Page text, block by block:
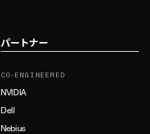
パートナー
CO-ENGINEERED
NVIDIA
Dell
Nebius